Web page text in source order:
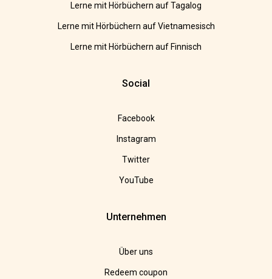
Lerne mit Hörbüchern auf Tagalog
Lerne mit Hörbüchern auf Vietnamesisch
Lerne mit Hörbüchern auf Finnisch
Social
Facebook
Instagram
Twitter
YouTube
Unternehmen
Über uns
Redeem coupon